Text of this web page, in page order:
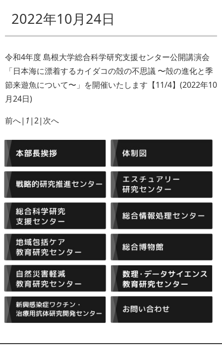
2022年10月24日
令和4年度 島根大学総合科学研究支援センター公開講演会
「日本海に漂着するカイダコの殻の不思議 〜殻の進化と季
節来遊魚について〜」を開催いたします【11/4】 (2022年10
月24日)
前へ| 1 |2|次へ